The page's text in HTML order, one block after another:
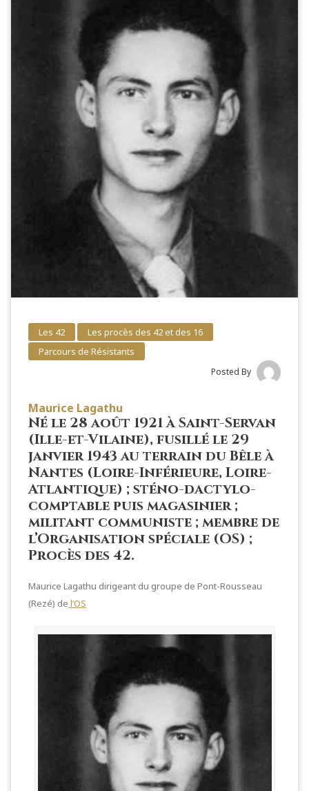
Les 42
Les procès des 42 et des 16
Parcours de Résistants
Posted By
Maurice Lagathu
Né le 28 août 1921 à Saint-Servan
(Ille-et-Vilaine), fusillé le 29
janvier 1943 au terrain du Bêle à
Nantes (Loire-Inférieure, Loire-
Atlantique) ; sténo-dactylo-
comptable puis magasinier ;
militant communiste ; membre de
l’Organisation spéciale (OS) ;
Procès des 42.
Maurice Lagathu dirigeant du groupe de Pont-Rousseau
(Rezé) de l’OS